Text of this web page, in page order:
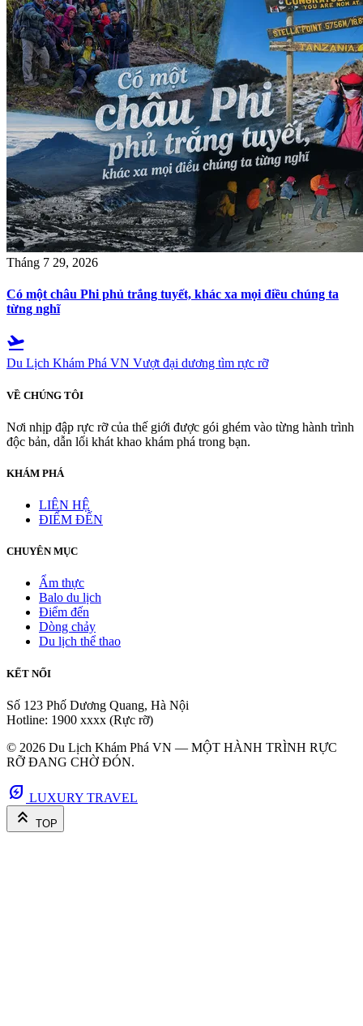
Tháng 7 29, 2026
Có một châu Phi phủ trắng tuyết, khác xa mọi điều chúng ta
từng nghĩ
flight_takeoff
Du Lịch Khám Phá VN Vượt đại dương tìm rực rỡ
VỀ CHÚNG TÔI
Nơi nhịp đập rực rỡ của thế giới được gói ghém vào từng hành trình
độc bản, dẫn lối khát khao khám phá trong bạn.
KHÁM PHÁ
LIÊN HỆ
ĐIỂM ĐẾN
CHUYÊN MỤC
Ẩm thực
Balo du lịch
Điểm đến
Dòng chảy
Du lịch thể thao
KẾT NỐI
Số 123 Phố Dương Quang, Hà Nội
Hotline: 1900 xxxx (Rực rỡ)
© 2026 Du Lịch Khám Phá VN — MỘT HÀNH TRÌNH RỰC
RỠ ĐANG CHỜ ĐÓN.
energy_savings_leaf LUXURY TRAVEL
keyboard_double_arrow_up TOP